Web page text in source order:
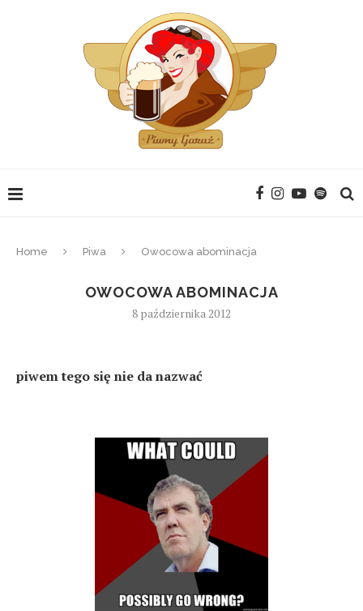
Home Piwa Owocowa abominacja
OWOCOWA ABOMINACJA
8 października 2012
piwem tego się nie da nazwać